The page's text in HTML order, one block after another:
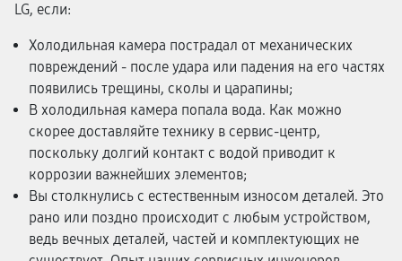
LG, если:
Холодильная камера пострадал от механических
повреждений - после удара или падения на его частях
появились трещины, сколы и царапины;
В холодильная камера попала вода. Как можно
скорее доставляйте технику в сервис-центр,
поскольку долгий контакт с водой приводит к
коррозии важнейших элементов;
Вы столкнулись с естественным износом деталей. Это
рано или поздно происходит с любым устройством,
ведь вечных деталей, частей и комплектующих не